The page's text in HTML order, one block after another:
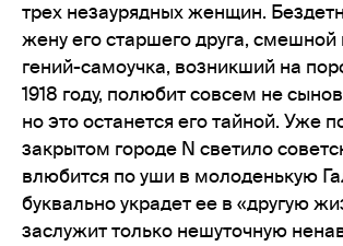
трех незаурядных женщин.
жену его старшего друга,
гений-самоучка, возникший на
1918 году, полюбит совсем не
но это останется его тайной. Уже
закрытом городе N светило
влюбится по уши в молоденькую
буквально украдет ее в «другую
заслужит только нешуточную